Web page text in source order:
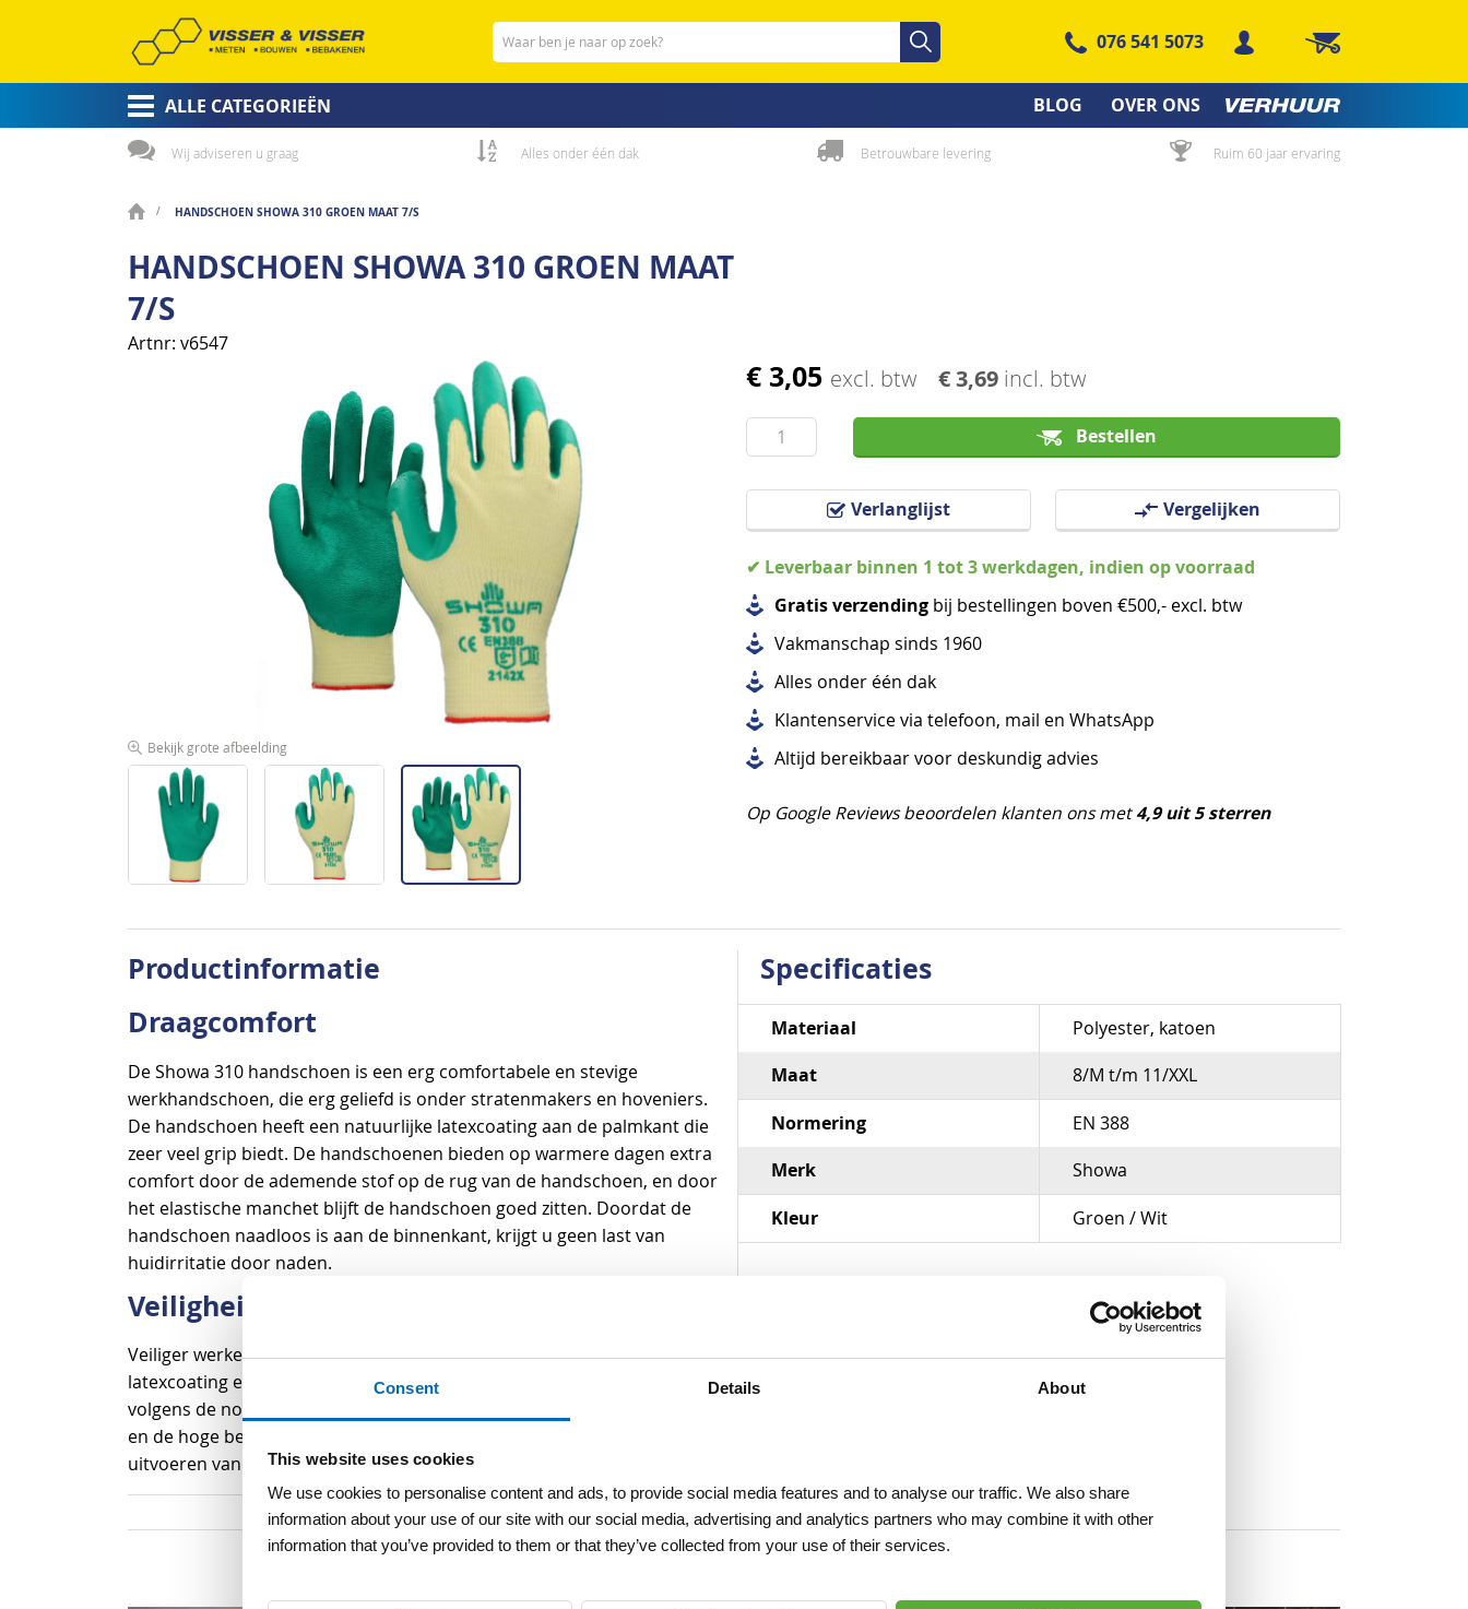
Consent Details About
This website uses cookies
We use cookies to personalise content and ads, to provide social media features and to analyse our traffic. We also share
information about your use of our site with our social media, advertising and analytics partners who may combine it with other
information that you’ve provided to them or that they’ve collected from your use of their services.
Zoeken Zoeken
076 541 5073 Winkelwagen
ALLE CATEGORIEËN BLOG OVER ONS
Wij adviseren u graag Alles onder één dak Betrouwbare levering Ruim 60 jaar ervaring
HANDSCHOEN SHOWA 310 GROEN MAAT 7/S
HANDSCHOEN SHOWA 310 GROEN MAAT
7/S
Artnr v6547
€ 3,05 excl. btw € 3,69 incl. btw
Bestellen
Verlanglijst Vergelijken
✔ Leverbaar binnen 1 tot 3 werkdagen, indien op voorraad
Gratis verzending bij bestellingen boven €500,- excl. btw
Vakmanschap sinds 1960
Alles onder één dak
Klantenservice via telefoon, mail en WhatsApp
Altijd bereikbaar voor deskundig advies
Op Google Reviews beoordelen klanten ons met4,9 uit 5 sterren
Bekijk grote afbeelding
het
van
afbeeldingen-
gallerij
Productinformatie
Draagcomfort
De Showa 310 handschoen is een erg comfortabele en stevige
werkhandschoen, die erg geliefd is onder stratenmakers en hoveniers.
De handschoen heeft een natuurlijke latexcoating aan de palmkant die
zeer veel grip biedt. De handschoenen bieden op warmere dagen extra
comfort door de ademende stof op de rug van de handschoen, en door
het elastische manchet blijft de handschoen goed zitten. Doordat de
handschoen naadloos is aan de binnenkant, krijgt u geen last van
huidirritatie door naden.
Veiligheid
Veiliger werken met de Showa 310 door de hoge scheurweerstand, de
latexcoating en het volledig ruwe oppervlak. De handschoen is getest
volgens de normering EN388, uitslag 2142. Ook het hoge draagcomfort
en de hoge beweeglijkheid van de Showa 310 dragen bij aan het veilig
uitvoeren van uw werkzaamheden.
Specificaties
Specificaties
Materiaal Polyester, katoen
Maat 8/M t/m 11/XXL
Normering EN 388
Merk Showa
Kleur Groen / Wit